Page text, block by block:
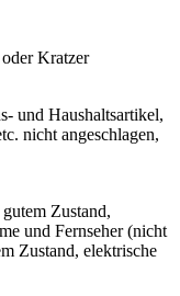
Kratzer
und Haushaltsartikel,
nicht angeschlagen,
Zustand,
und Fernseher (nicht
Zustand, elektrische